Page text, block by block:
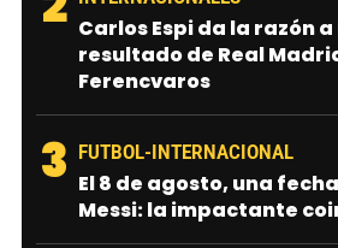
Carlos Espi da la razón a
resultado de Real
Ferencvaros
3 FUTBOL-INTERNACIONAL
El 8 de agosto, una
Messi: la impactante